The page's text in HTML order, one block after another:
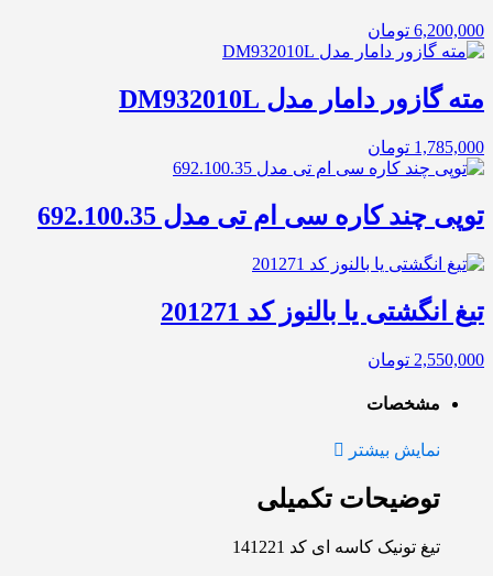
6,200,000 تومان
مته گازور دامار مدل DM932010L
1,785,000 تومان
توپی چند کاره سی ام تی مدل 692.100.35
تیغ انگشتی یا بالنوز کد 201271
2,550,000 تومان
مشخصات
نمایش بیشتر
توضیحات تکمیلی
تیغ تونیک کاسه ای کد 141221